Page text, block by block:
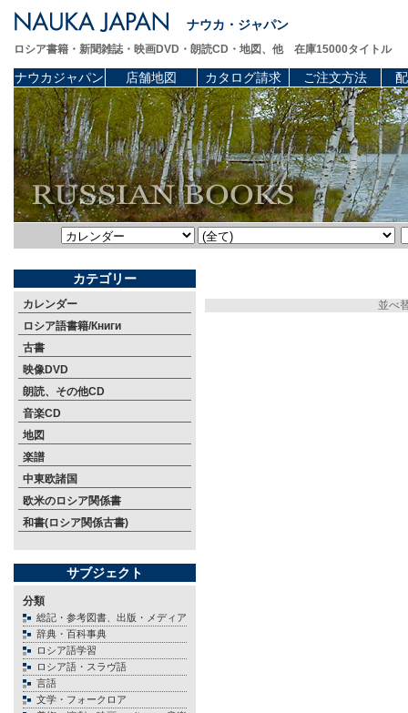
ナウカ・ジャパン
ロシア書籍・新聞雑誌・映画DVD・朗読CD・地図、他 在庫15000タイトル
ナウカジャパン 店舗地図 カタログ請求 ご注文方法
カテゴリー
カレンダー
ロシア語書籍/Книги
古書
映像DVD
朗読、その他CD
音楽CD
地図
楽譜
中東欧諸国
欧米のロシア関係書
和書(ロシア関係古書)
サブジェクト
分類
総記・参考図書、出版・メディア
辞典・百科事典
ロシア語学習
ロシア語・スラヴ語
言語
文学・フォークロア
並べ